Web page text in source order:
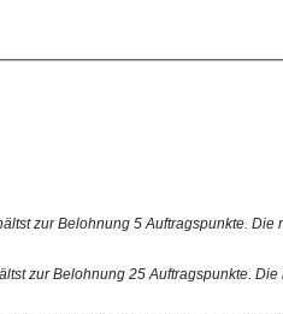
zur Belohnung 5 Auftragspunkte. Die
zur Belohnung 25 Auftragspunkte.